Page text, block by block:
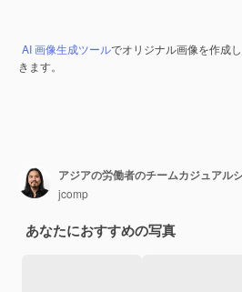
AI 画像生成ツールでオリジナル画像を作成し
きます。
アジアの労働者のチームカジュアル
jcomp
あなたにおすすめの写真